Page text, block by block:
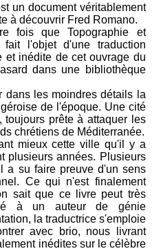
un document véritablement
à découvrir Fred Romano.
fois que Topographie et
l'objet d'une traduction
et inédite de cet ouvrage du
dans une bibliothèque
dans les moindres détails la
de l'époque. Une cité
toujours prête à attaquer les
chrétiens de Méditerranée.
mieux cette ville qu'il y a
plusieurs années. Plusieurs
a su faire preuve d'un sens
Ce qui n'est finalement
sait que ce livre peut très
à un auteur de génie
la traductrice s'emploie
avec brio, nous livrant
inédites sur le célèbre